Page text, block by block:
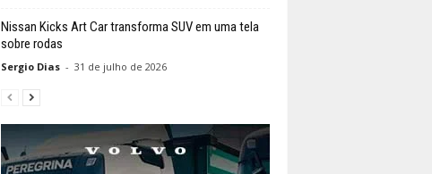
Nissan Kicks Art Car transforma SUV em uma tela
sobre rodas
Sergio Dias - 31 de julho de 2026